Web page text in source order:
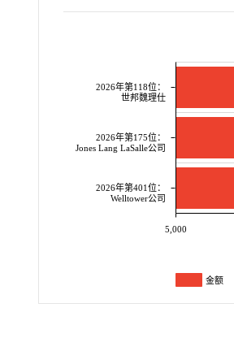
2026年第118位：
世邦魏理仕
2026年第175位：
Jones Lang LaSalle公司
2026年第401位：
Welltower公司
5,000
金额